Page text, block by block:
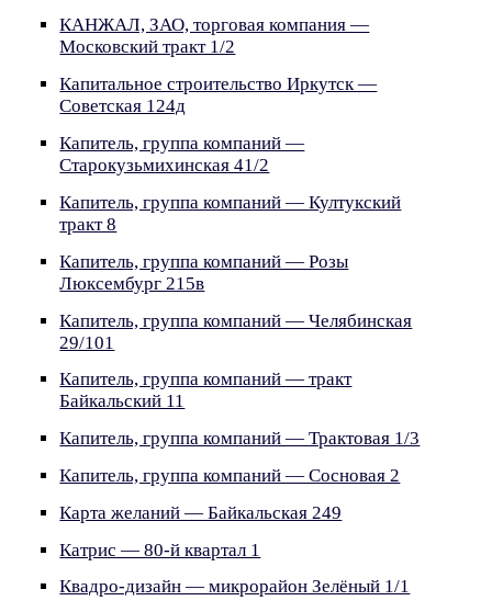
КАНЖАЛ, ЗАО, торговая компания —
Московский тракт 1/2
Капитальное строительство Иркутск —
Советская 124д
Капитель, группа компаний —
Старокузьмихинская 41/2
Капитель, группа компаний — Култукский
тракт 8
Капитель, группа компаний — Розы
Люксембург 215в
Капитель, группа компаний — Челябинская
29/101
Капитель, группа компаний — тракт
Байкальский 11
Капитель, группа компаний — Трактовая 1/3
Капитель, группа компаний — Сосновая 2
Карта желаний — Байкальская 249
Катрис — 80-й квартал 1
Квадро-дизайн — микрорайон Зелёный 1/1